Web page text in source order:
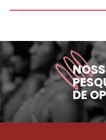
DE